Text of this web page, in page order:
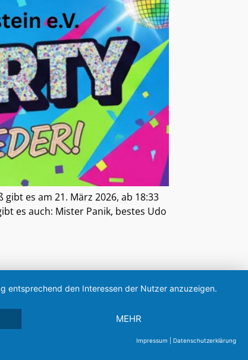
es am 21. März 2026, ab 18:33
es auch: Mister Panik, bestes Udo
entsprechend den Interessen der Nutzer anzuzeigen.
MEHR
Impressum Datenschutzerklärung